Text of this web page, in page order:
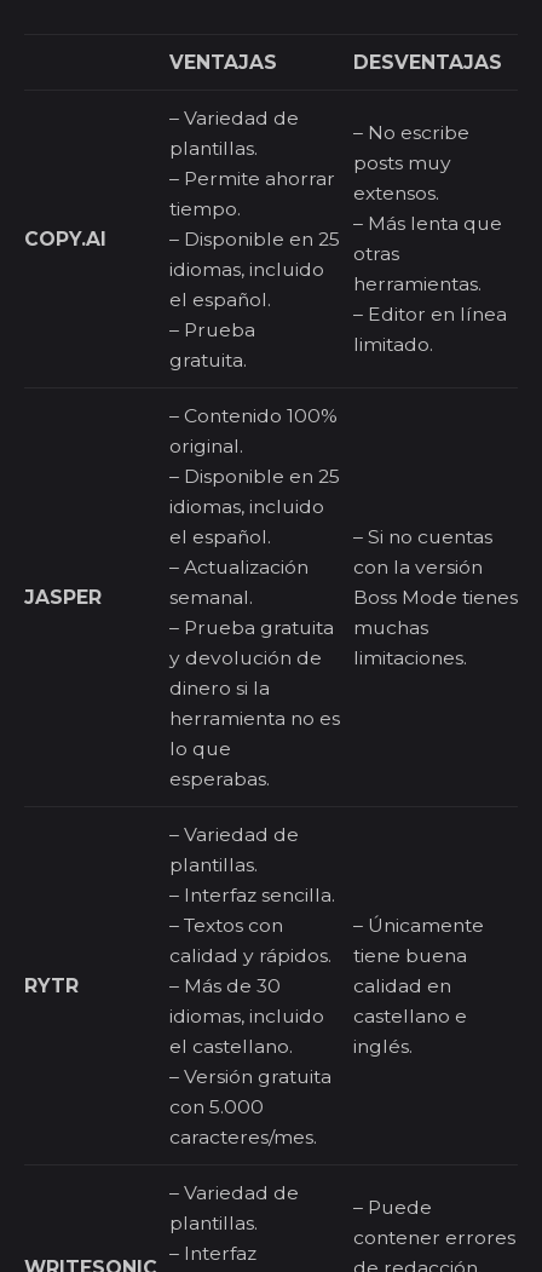
VENTAJAS DESVENTAJAS
COPY.AI
– Variedad de
plantillas.
– Permite ahorrar
tiempo.
– Disponible en 25
idiomas, incluido
el español.
– Prueba
gratuita.
– No escribe
posts muy
extensos.
– Más lenta que
otras
herramientas.
– Editor en línea
limitado.
JASPER
– Contenido 100%
original.
– Disponible en 25
idiomas, incluido
el español.
– Actualización
semanal.
– Prueba gratuita
y devolución de
dinero si la
herramienta no es
lo que
esperabas.
– Si no cuentas
con la versión
Boss Mode tienes
muchas
limitaciones.
RYTR
– Variedad de
plantillas.
– Interfaz sencilla.
– Textos con
calidad y rápidos.
– Más de 30
idiomas, incluido
el castellano.
– Versión gratuita
con 5.000
caracteres/mes.
– Únicamente
tiene buena
calidad en
castellano e
inglés.
– Variedad de
plantillas.
– Interfaz
– Puede
contener errores